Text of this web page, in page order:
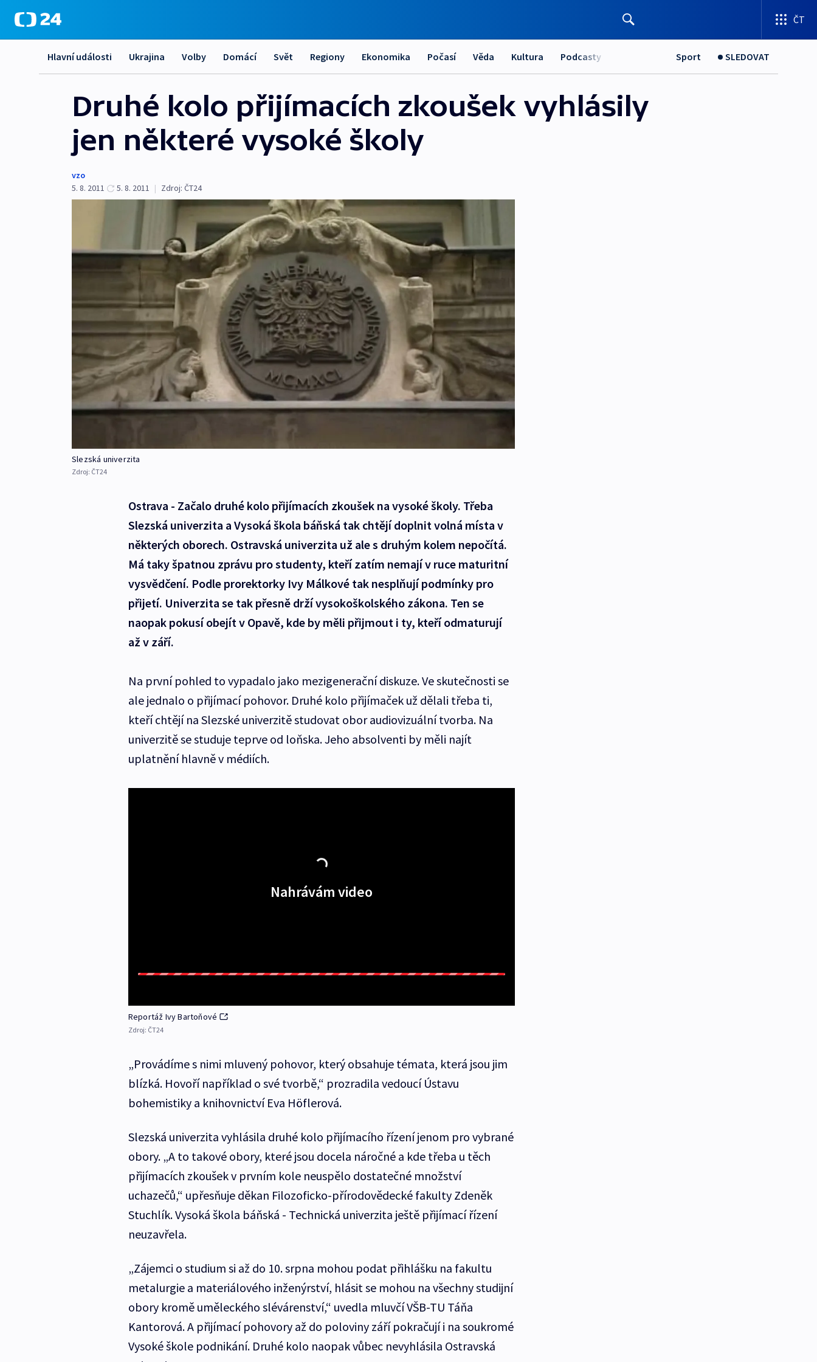
ČT
Hlavní události Ukrajina Volby Domácí Svět Regiony Ekonomika Počasí Věda Kultura Podcasty Sport SLEDOVAT
Druhé kolo přijímacích zkoušek vyhlásily
jen některé vysoké školy
vzo
5. 8. 2011
5. 8. 2011 | Zdroj: ČT24
Slezská univerzita
Zdroj: ČT24
Ostrava - Začalo druhé kolo přijímacích zkoušek na vysoké školy. Třeba
Slezská univerzita a Vysoká škola báňská tak chtějí doplnit volná místa v
některých oborech. Ostravská univerzita už ale s druhým kolem nepočítá.
Má taky špatnou zprávu pro studenty, kteří zatím nemají v ruce maturitní
vysvědčení. Podle prorektorky Ivy Málkové tak nesplňují podmínky pro
přijetí. Univerzita se tak přesně drží vysokoškolského zákona. Ten se
naopak pokusí obejít v Opavě, kde by měli přijmout i ty, kteří odmaturují
až v září.
Na první pohled to vypadalo jako mezigenerační diskuze. Ve skutečnosti se
ale jednalo o přijímací pohovor. Druhé kolo přijímaček už dělali třeba ti,
kteří chtějí na Slezské univerzitě studovat obor audiovizuální tvorba. Na
univerzitě se studuje teprve od loňska. Jeho absolventi by měli najít
uplatnění hlavně v médiích.
Nahrávám video
Reportáž Ivy Bartoňové
Zdroj: ČT24
„Provádíme s nimi mluvený pohovor, který obsahuje témata, která jsou jim
blízká. Hovoří například o své tvorbě,“ prozradila vedoucí Ústavu
bohemistiky a knihovnictví Eva Höflerová.
Slezská univerzita vyhlásila druhé kolo přijímacího řízení jenom pro vybrané
obory. „A to takové obory, které jsou docela náročné a kde třeba u těch
přijímacích zkoušek v prvním kole neuspělo dostatečné množství
uchazečů,“ upřesňuje děkan Filozoficko-přírodovědecké fakulty Zdeněk
Stuchlík. Vysoká škola báňská - Technická univerzita ještě přijímací řízení
neuzavřela.
„Zájemci o studium si až do 10. srpna mohou podat přihlášku na fakultu
metalurgie a materiálového inženýrství, hlásit se mohou na všechny studijní
obory kromě uměleckého slévárenství,“ uvedla mluvčí VŠB-TU Táňa
Kantorová. A přijímací pohovory až do poloviny září pokračují i na soukromé
Vysoké škole podnikání. Druhé kolo naopak vůbec nevyhlásila Ostravská